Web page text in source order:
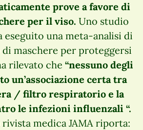
prove a favore di
per il viso. Uno studio
eseguito una meta-analisi di
di maschere per proteggersi
rilevato che “nessuno degli
un’associazione certa tra
/ filtro respiratorio e la
le infezioni influenzali “.
medica JAMA riporta: